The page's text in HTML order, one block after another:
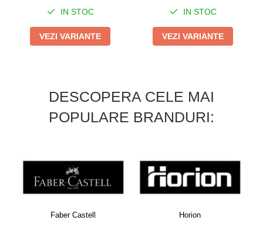
Genti de plaja si cumparaturi
Portofele si portcarduri RFID
Sport, jocuri si accesorii
Gratare si picnic
Genti frigorifice
Ochelari de soare
Umbrele
IN STOC
VEZI VARIANTE
IN STOC
VEZI VARIANTE
DESCOPERA CELE MAI
POPULARE BRANDURI:
Horion Kensington